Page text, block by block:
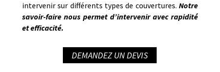
intervenir sur différents types de couvertures.Notre
savoir-faire nous permet d’intervenir avec rapidité
et efficacité.
DEMANDEZ UN DEVIS